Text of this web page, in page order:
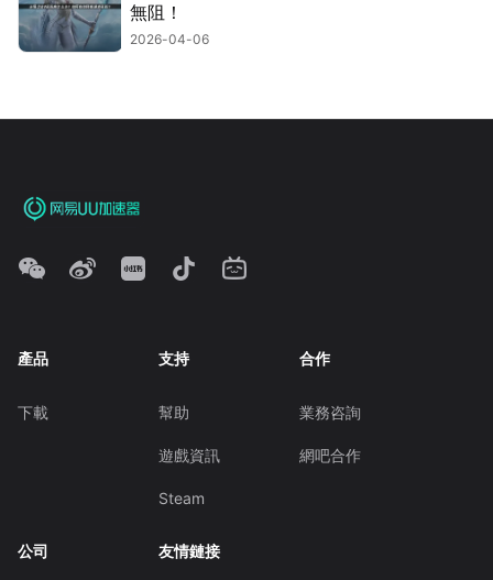
無阻！
2026-04-06
產品
下載
支持
幫助
遊戲資訊
Steam
合作
業務咨詢
網吧合作
公司 友情鏈接